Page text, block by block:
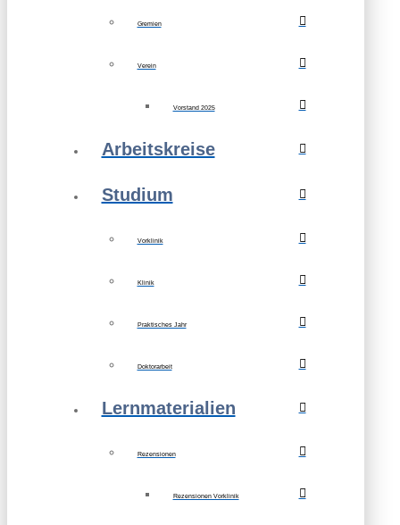
Gremien
Verein
Vorstand 2025
Arbeitskreise
Studium
Vorklinik
Klinik
Praktisches Jahr
Doktorarbeit
Lernmaterialien
Rezensionen
Rezensionen Vorklinik